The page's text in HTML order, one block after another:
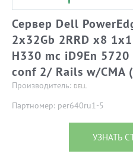
Сервер Dell
2x32Gb 2RRD x8
H330 mc iD9En 5720
conf 2/ Rails w/CMA
Производитель: DELL
Партномер: per640ru1-5
УЗНАТЬ